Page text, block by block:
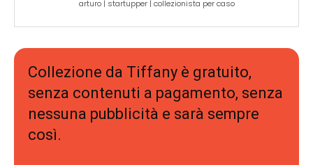
arturo | startupper | collezionista per caso
Collezione da Tiffany è gratuito,
senza contenuti a pagamento, senza
nessuna pubblicità e sarà sempre
così.